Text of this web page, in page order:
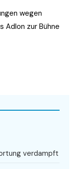
wegen
Adlon zur Bühne
verdampft